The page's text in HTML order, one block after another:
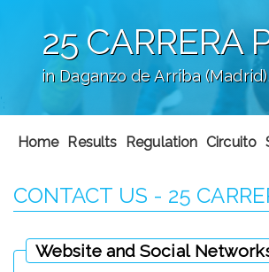
25 CARRERA
in Daganzo de Arriba
';
Home Results Regulation Circuito
CONTACT US - 25
Website and Social